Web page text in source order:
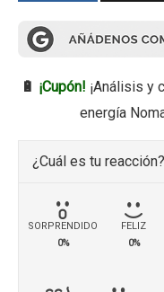
🔋 ¡Cupón! ¡Análisis y
energía
¿Cuál es tu reacción?
SORPRENDIDO
0%
FELIZ
0%